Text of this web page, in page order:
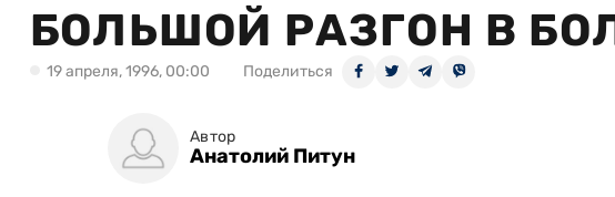
БОЛЬШОЙ РАЗГОН В
19 апреля, 1996, 00:00 Поделиться
Автор
Анатолий Питун